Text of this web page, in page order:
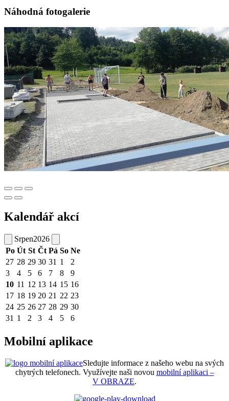
Náhodná fotogalerie
Kalendář akcí
Srpen2026
Po Út St Čt Pá So Ne
27 28 29 30 31 1
2
3
4 5 6 7 8
9
10 11 12 13 14 15 16
17 18 19 20 21 22 23
24 25 26 27 28 29 30
31 1 2 3 4 5 6
Mobilní aplikace
Sledujte informace z našeho webu na svých
chytrých telefonech. Využívejte naši novou mobilní aplikaci –
V OBRAZE.